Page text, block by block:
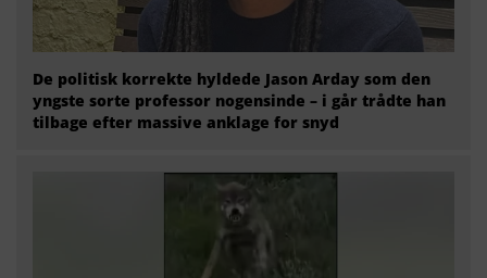
De politisk korrekte hyldede Jason Arday som den
yngste sorte professor nogensinde – i går trådte han
tilbage efter massive anklage for snyd